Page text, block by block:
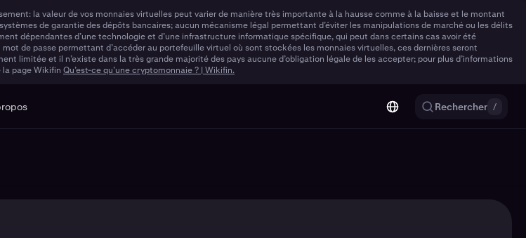
la valeur de vos monnaies virtuelles peut varier de manière très importante à la hausse comme à la baisse et le montant
de garantie des dépôts bancaires; aucun mécanisme légal permettant d’éviter les manipulations de marché ou les délits
dépendantes d’une technologie et d’une infrastructure informatique spécifique, qui peut dans certains cas avoir été
de passe permettant d’accéder au portefeuille virtuel où sont stockées les monnaies virtuelles, ces dernières seront
limitée et il n’existe dans la très grande majorité des pays aucune d’obligation légale de les accepter; pour plus d’informations
page Wikifin Qu’est-ce qu’une cryptomonnaie ? | Wikifin.
Rechercher /